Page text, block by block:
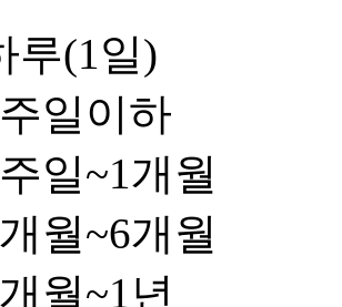
루(1일)
일이하
일~1개월
월~6개월
월~1년